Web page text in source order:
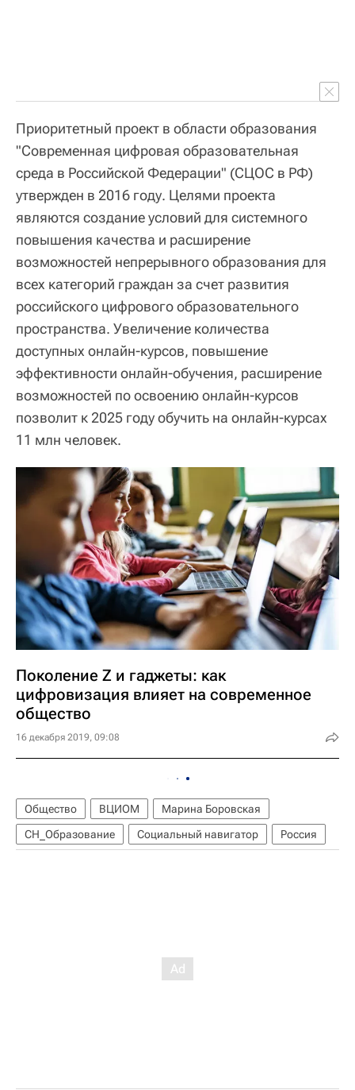
Приоритетный проект в области образования
"Современная цифровая образовательная
среда в Российской Федерации" (СЦОС в РФ)
утвержден в 2016 году. Целями проекта
являются создание условий для системного
повышения качества и расширение
возможностей непрерывного образования для
всех категорий граждан за счет развития
российского цифрового образовательного
пространства. Увеличение количества
доступных онлайн-курсов, повышение
эффективности онлайн-обучения, расширение
возможностей по освоению онлайн-курсов
позволит к 2025 году обучить на онлайн-курсах
11 млн человек.
Поколение Z и гаджеты: как
цифровизация влияет на современное
общество
16 декабря 2019, 09:08
Общество ВЦИОМ
Марина Боровская
СН_Образование
Социальный навигатор Россия